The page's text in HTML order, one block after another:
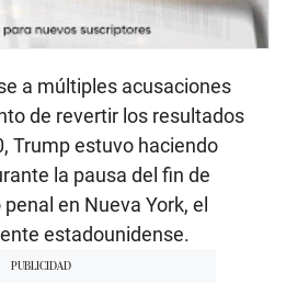
a múltiples acusaciones
de revertir los resultados
Trump estuvo haciendo
la pausa del fin de
en Nueva York, el
estadounidense.